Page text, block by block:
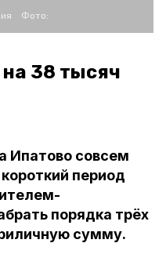
Фото:
38 тысяч
Ипатово совсем
период
порядка трёх
сумму.